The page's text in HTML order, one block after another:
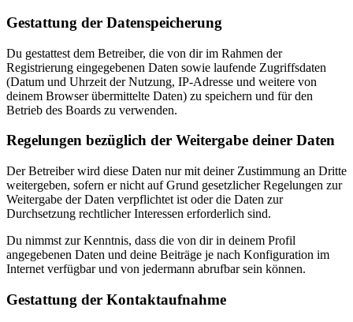
Gestattung der Datenspeicherung
Du gestattest dem Betreiber, die von dir im Rahmen der
Registrierung eingegebenen Daten sowie laufende Zugriffsdaten
(Datum und Uhrzeit der Nutzung, IP-Adresse und weitere von
deinem Browser übermittelte Daten) zu speichern und für den
Betrieb des Boards zu verwenden.
Regelungen bezüglich der Weitergabe deiner Daten
Der Betreiber wird diese Daten nur mit deiner Zustimmung an Dritte
weitergeben, sofern er nicht auf Grund gesetzlicher Regelungen zur
Weitergabe der Daten verpflichtet ist oder die Daten zur
Durchsetzung rechtlicher Interessen erforderlich sind.
Du nimmst zur Kenntnis, dass die von dir in deinem Profil
angegebenen Daten und deine Beiträge je nach Konfiguration im
Internet verfügbar und von jedermann abrufbar sein können.
Gestattung der Kontaktaufnahme